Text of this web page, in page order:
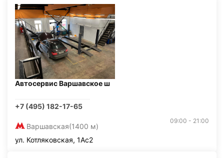
Автосервис Варшавское ш
+7 (495) 182-17-65
Варшавская(1400 м)
09:00 - 21:00
ул. Котляковская, 1Ас2